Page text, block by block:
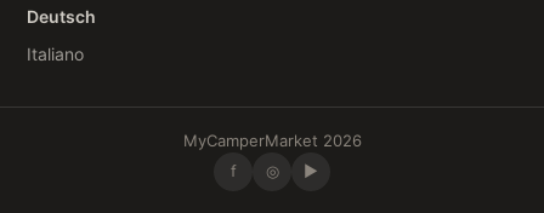
Deutsch
Italiano
MyCamperMarket 2026
f
◎ ▶